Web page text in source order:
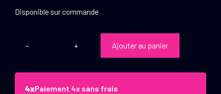
Disponible sur commande
quantité
Pistolet
Colt
Ajouter au panier
Paiement 4x sans frais